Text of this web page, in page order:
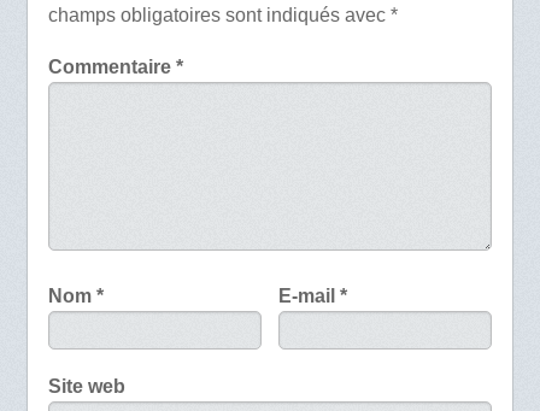
champs obligatoires sont indiqués avec *
Commentaire *
Nom * E-mail*
Site web